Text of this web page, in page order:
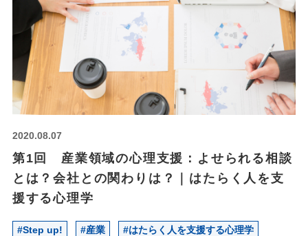
2020.08.07
第1回 産業領域の心理支援：よせられる相談
とは？会社との関わりは？｜はたらく人を支
援する心理学
#Step up! #産業 #はたらく人を支援する心理学